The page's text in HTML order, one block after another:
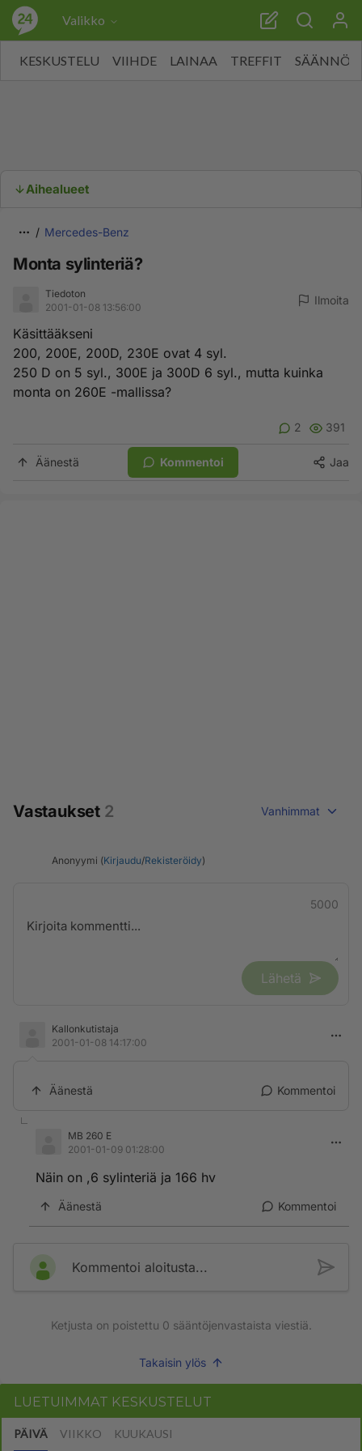
Valikko
KESKUSTELU VIIHDE LAINAA TREFFIT SÄÄNNÖT
Aihealueet
Mercedes-Benz
Monta sylinteriä?
Tiedoton
2001-01-08 13:56:00
Ilmoita
Käsittääkseni
200, 200E, 200D, 230E ovat 4 syl.
250 D on 5 syl., 300E ja 300D 6 syl., mutta kuinka
monta on 260E -mallissa?
2 391
Äänestä Kommentoi Jaa
Vastaukset 2 Vanhimmat
Anonyymi (Kirjaudu/Rekisteröidy)
5000
Lähetä
Kallonkutistaja
2001-01-08 14:17:00
Äänestä Kommentoi
MB 260 E
2001-01-09 01:28:00
Näin on ,6 sylinteriä ja 166 hv
Äänestä Kommentoi
Kommentoi aloitusta...
Ketjusta on poistettu 0 sääntöjenvastaista viestiä.
Takaisin ylös
LUETUIMMAT KESKUSTELUT
PÄIVÄ VIIKKO KUUKAUSI